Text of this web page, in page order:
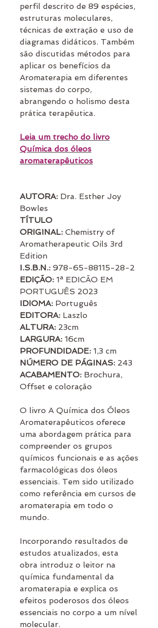
perfil descrito de 89 espécies,
estruturas moleculares,
técnicas de extração e uso de
diagramas didáticos. Também
são discutidas métodos para
aplicar os benefícios da
Aromaterapia em diferentes
sistemas do corpo,
abrangendo o holismo desta
prática terapêutica.
Leia um trecho do livro
Química dos óleos
aromaterapêuticos
AUTORA: Dra. Esther Joy
Bowles
TÍTULO
ORIGINAL: Chemistry of
Aromatherapeutic Oils 3rd
Edition
I.S.B.N.: 978-65-88115-28-2
EDIÇÃO: 1ª EDICÃO EM
PORTUGUÊS 2023
IDIOMA: Português
EDITORA: Laszlo
ALTURA: 23cm
LARGURA: 16cm
PROFUNDIDADE: 1,3 cm
NÚMERO DE PÁGINAS: 243
ACABAMENTO: Brochura,
Offset e coloração
O livro A Química dos Óleos
Aromaterapêuticos oferece
uma abordagem prática para
compreender os grupos
químicos funcionais e as ações
farmacológicas dos óleos
essenciais. Tem sido utilizado
como referência em cursos de
aromaterapia em todo o
mundo.
Incorporando resultados de
estudos atualizados, esta
obra introduz o leitor na
química fundamental da
aromaterapia e explica os
efeitos poderosos dos óleos
essenciais no corpo a um nível
molecular.